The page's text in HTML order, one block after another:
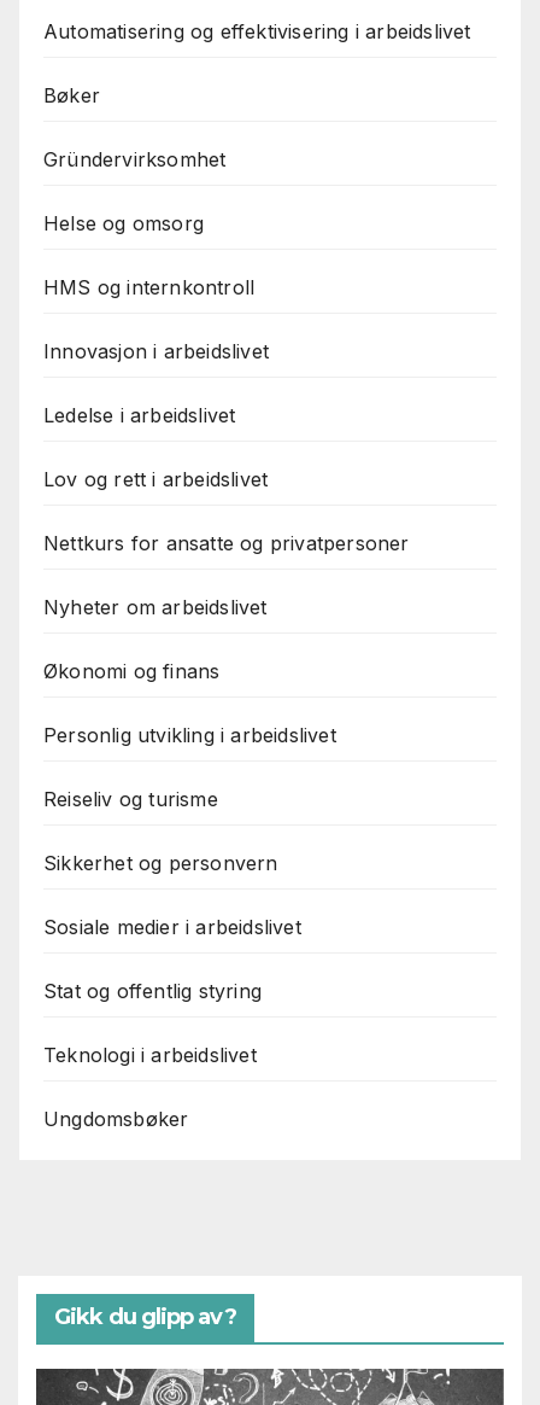
Automatisering og effektivisering i arbeidslivet
Bøker
Gründervirksomhet
Helse og omsorg
HMS og internkontroll
Innovasjon i arbeidslivet
Ledelse i arbeidslivet
Lov og rett i arbeidslivet
Nettkurs for ansatte og privatpersoner
Nyheter om arbeidslivet
Økonomi og finans
Personlig utvikling i arbeidslivet
Reiseliv og turisme
Sikkerhet og personvern
Sosiale medier i arbeidslivet
Stat og offentlig styring
Teknologi i arbeidslivet
Ungdomsbøker
Gikk du glipp av?